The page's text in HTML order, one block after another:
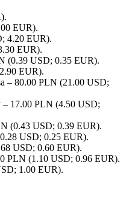
EUR).
4.20 EUR).
EUR).
(0.39 USD; 0.35 EUR).
EUR).
– 80.00 PLN (21.00 USD;
– 17.00 PLN (4.50 USD;
(0.43 USD; 0.39 EUR).
USD; 0.25 EUR).
USD; 0.60 EUR).
PLN (1.10 USD; 0.96 EUR).
1.00 EUR).